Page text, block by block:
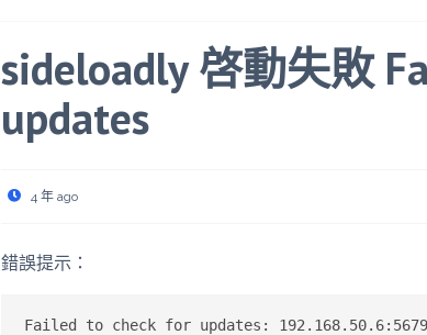
sideloadly 啓動失敗
updates
4 年 ago
錯誤提示：
Failed to check for updates: